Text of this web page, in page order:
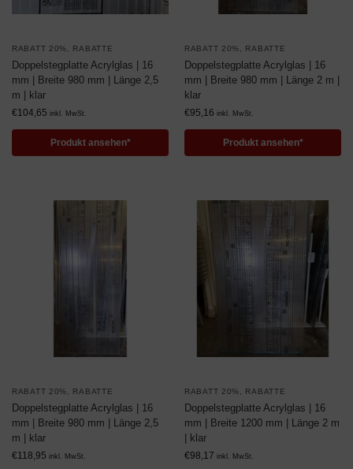
RABATT 20% RABATTE
Doppelstegplatte Acrylglas | 16
mm | Breite 980 mm | Länge 2,5
m | klar
€104,65 inkl. MwSt.
Produkt ansehen*
RABATT 20% RABATTE
Doppelstegplatte Acrylglas | 16
mm | Breite 980 mm | Länge 2 m |
klar
€95,16 inkl. MwSt.
Produkt ansehen*
RABATT 20% RABATTE
Doppelstegplatte Acrylglas | 16
mm | Breite 980 mm | Länge 2,5
m | klar
€118,95 inkl. MwSt.
RABATT 20% RABATTE
Doppelstegplatte Acrylglas | 16
mm | Breite 1200 mm | Länge 2 m
| klar
€98,17 inkl. MwSt.